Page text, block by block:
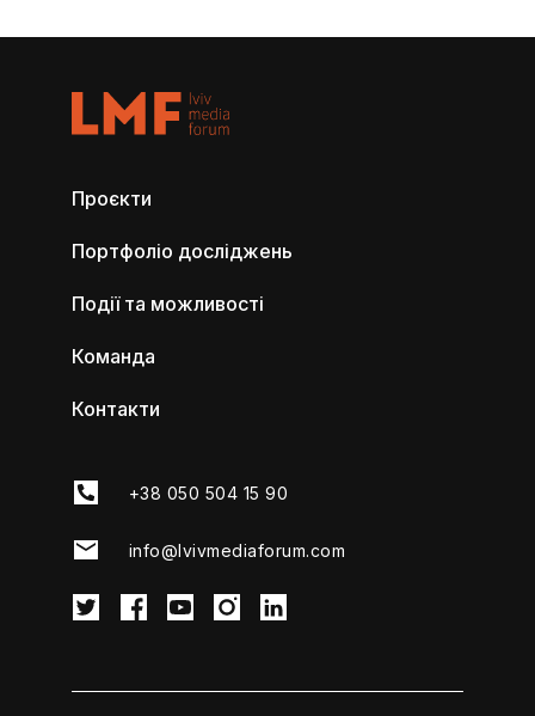
Проєкти
Портфоліо досліджень
Події та можливості
Команда
Контакти
+38 050 504 15 90
info@lvivmediaforum.com